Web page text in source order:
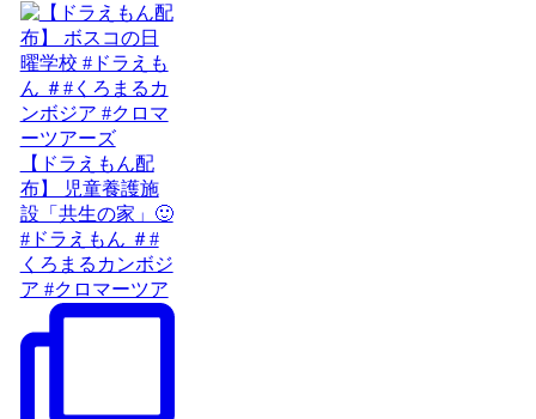
【ドラえもん配
布】 児童養護施
設「共生の家」🙂
#ドラえもん ＃#
くろまるカンボジ
ア #クロマーツア